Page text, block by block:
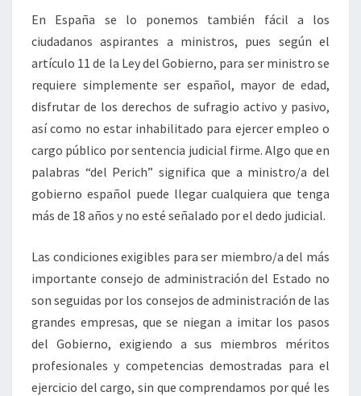
En España se lo ponemos también fácil a los
ciudadanos aspirantes a ministros, pues según el
artículo 11 de la Ley del Gobierno, para ser ministro se
requiere simplemente ser español, mayor de edad,
disfrutar de los derechos de sufragio activo y pasivo,
así como no estar inhabilitado para ejercer empleo o
cargo público por sentencia judicial firme. Algo que en
palabras “del Perich” significa que a ministro/a del
gobierno español puede llegar cualquiera que tenga
más de 18 años y no esté señalado por el dedo judicial.
Las condiciones exigibles para ser miembro/a del más
importante consejo de administración del Estado no
son seguidas por los consejos de administración de las
grandes empresas, que se niegan a imitar los pasos
del Gobierno, exigiendo a sus miembros méritos
profesionales y competencias demostradas para el
ejercicio del cargo, sin que comprendamos por qué les